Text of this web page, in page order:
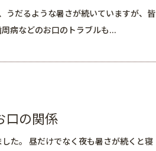
うだるような暑さが続いていますが、皆
病などのお口のトラブルも...
口の関係
た。 昼だけでなく夜も暑さが続くと寝